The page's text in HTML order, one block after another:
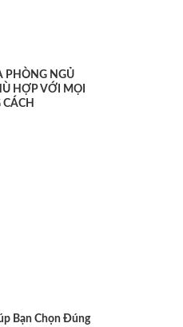
PHÒNG NGỦ
HỢP VỚI MỌI
CÁCH
Bạn Chọn Đúng